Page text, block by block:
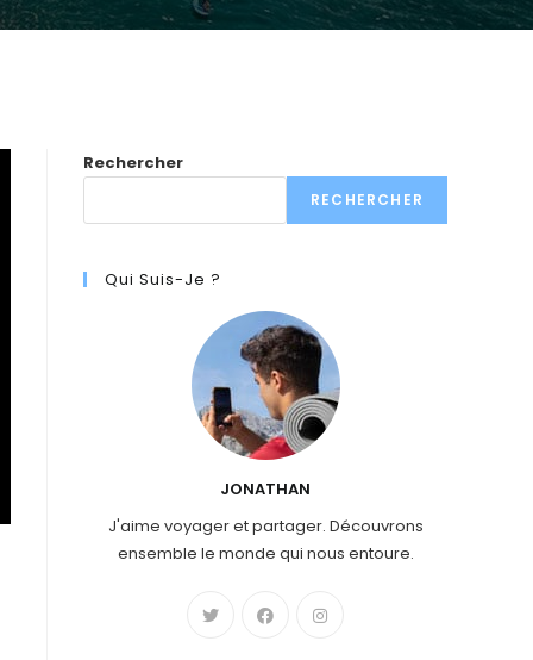
Rechercher
RECHERCHER
Qui Suis-Je ?
JONATHAN
J'aime voyager et partager. Découvrons
ensemble le monde qui nous entoure.